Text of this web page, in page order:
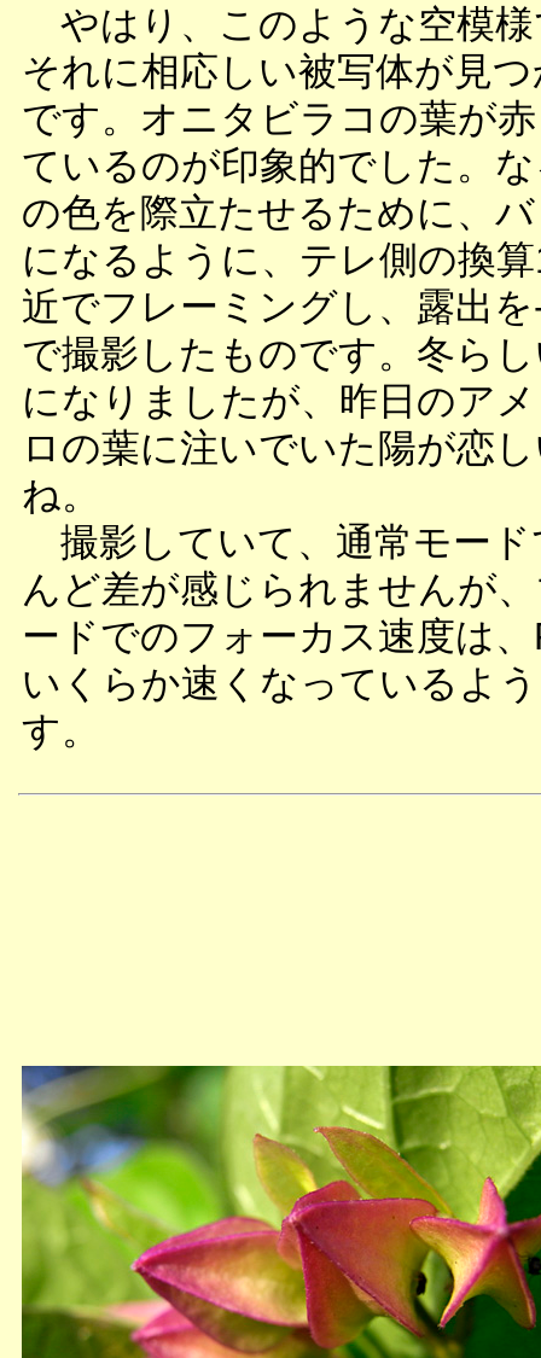
やはり、このような空模様
それに相応しい被写体が見
です。オニタビラコの葉が
ているのが印象的でした。
の色を際立たせるために、
になるように、テレ側の換
近でフレーミングし、露出
で撮影したものです。冬ら
になりましたが、昨日のア
ロの葉に注いでいた陽が恋
ね。
撮影していて、通常モード
んど差が感じられませんが
ードでのフォーカス速度は
いくらか速くなっているよ
す。